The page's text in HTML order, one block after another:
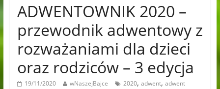
ADWENTOWNIK 2020 –
przewodnik adwentowy z
rozważaniami dla dzieci
oraz rodziców – 3 edycja
19/11/2020 wNaszejBajce 2020, adwent, adwent